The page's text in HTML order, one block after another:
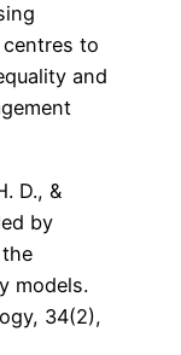
to
and
D., &
by
models.
34(2),